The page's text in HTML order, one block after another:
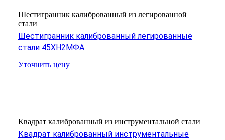
Шестигранник калиброванный из легированной
стали
Шестигранник калиброванный легированные
стали 45ХН2МФА
Уточнить цену
Квадрат калиброванный из инструментальной стали
Квадрат калиброванный инструментальные